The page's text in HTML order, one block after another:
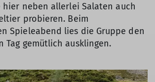
neben allerlei Salaten auch
probieren. Beim
Spieleabend lies die Gruppe den
Tag gemütlich ausklingen.